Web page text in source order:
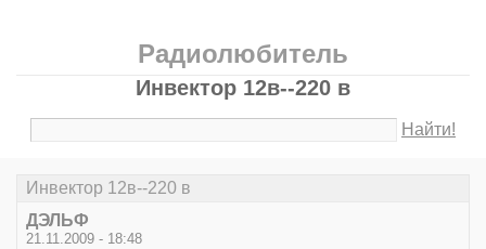
Радиолюбитель
Инвектор 12в--220 в
Найти!
Инвектор 12в--220 в
ДЭЛЬФ
21.11.2009 - 18:48